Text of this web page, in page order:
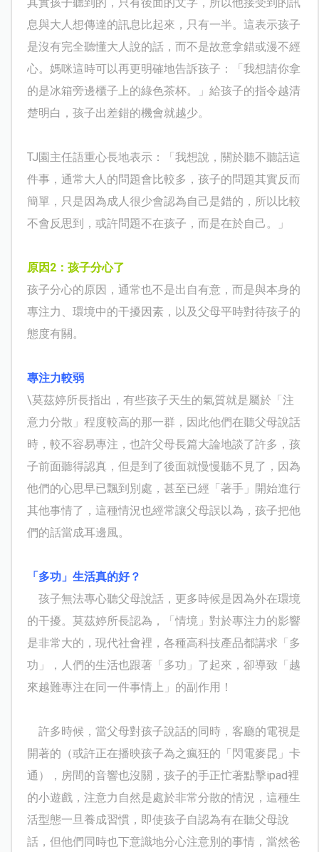
其實孩子聽到的，只有後面的文字，所以他接受到的訊
息與大人想傳達的訊息比起來，只有一半。這表示孩子
是沒有完全聽懂大人說的話，而不是故意拿錯或漫不經
心。媽咪這時可以再更明確地告訴孩子：「我想請你拿
的是冰箱旁邊櫃子上的綠色茶杯。」給孩子的指令越清
楚明白，孩子出差錯的機會就越少。
TJ 園主任語重心長地表示：「我想說，關於聽不聽話這
件事，通常大人的問題會比較多，孩子的問題其實反而
簡單，只是因為成人很少會認為自己是錯的，所以比較
不會反思到，或許問題不在孩子，而是在於自己。」
原因 2：孩子分心了
孩子分心的原因，通常也不是出自有意，而是與本身的
專注力、環境中的干擾因素，以及父母平時對待孩子的
態度有關。
專注力較弱
\莫茲婷所長指出，有些孩子天生的氣質就是屬於「注
意力分散」程度較高的那一群，因此他們在聽父母說話
時，較不容易專注，也許父母長篇大論地談了許多，孩
子前面聽得認真，但是到了後面就慢慢聽不見了，因為
他們的心思早已飄到別處，甚至已經「著手」開始進行
其他事情了，這種情況也經常讓父母誤以為，孩子把他
們的話當成耳邊風。
「多功」生活真的好？
孩子無法專心聽父母說話，更多時候是因為外在環境
的干擾。莫茲婷所長認為，「情境」對於專注力的影響
是非常大的，現代社會裡，各種高科技產品都講求「多
功」，人們的生活也跟著「多功」了起來，卻導致「越
來越難專注在同一件事情上」的副作用！
許多時候，當父母對孩子說話的同時，客廳的電視是
開著的（或許正在播映孩子為之瘋狂的「閃電麥昆」卡
通），房間的音響也沒關，孩子的手正忙著點擊ipad裡
的小遊戲，注意力自然是處於非常分散的情況，這種生
活型態一旦養成習慣，即使孩子自認為有在聽父母說
話，但他們同時也下意識地分心注意別的事情，當然爸